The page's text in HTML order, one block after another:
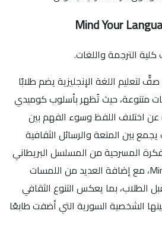
الترجمة واللغات.
لتعليم اللغة الإنجليزية يضم طلابًا
متنوعة، حيث تُظهر بأسلوب كوميدي
عن اختلاف اللفظ وسوء الفهم بين
بين المتعة والرسائل الثقافية
المسرحية من المسلسل البريطاني
الشهير Mind Your Language، مع إضافة العديد من اللمسات
الطلاب، بما يعكس التنوع الثقافي
الشخصية السورية التي أضفت طابعًا